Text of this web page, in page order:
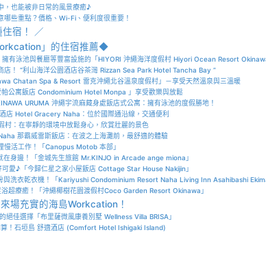
，也能被非日常的風景療癒♪
哪些重點？價格、Wi-Fi、便利度很重要！
宿！ ／
」的住宿推薦◆
擁有泳池與餐廳等豐富設施的「HIYORI 沖繩海洋度假村 Hiyori Ocean Resort
店！ “利山海洋公園酒店谷茶灣 Rizzan Sea Park Hotel Tancha Bay ”
Chatan Spa & Resort 雷克沖繩北谷溫泉度假村」－享受天然溫泉與三溫暖
公寓飯店 Condominium Hotel Monpa 」享受歡樂與放鬆
URUMA 沖繩宇流麻藏身處飯店式公寓：擁有泳池的度假勝地！
店 Hotel Gracery Naha：位於國際通沿線，交通便利
村：在寧靜的環境中放鬆身心，欣賞壯麗的景色
那霸威雷斯飯店：在波之上海灘前，最舒適的體驗
慢活工作！「Canopus Motob 本部」
在身邊！「金城先生旅館 Mr.KINJO in Arcade ange miona」
可愛♪「今歸仁星之家小屋飯店 Cottage Star House Nakijin」
與洗衣乾衣機！「Kariyushi Condominium Resort Naha Living Inn Asahibashi
超療癒！「沖繩椰樹花園渡假村Coco Garden Resort Okinawa」
場充實的海島Workcation！
絕佳選擇「布里薩微風康養別墅 Wellness Villa BRISA」
算！石垣島 舒適酒店 (Comfort Hotel Ishigaki Island)